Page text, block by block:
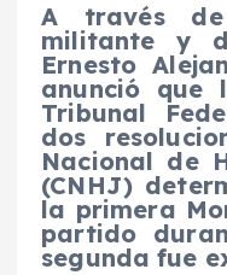
A través
militante y
Ernesto
anunció que
Tribunal
dos
Nacional de
(CNHJ)
la primera
partido
segunda fue